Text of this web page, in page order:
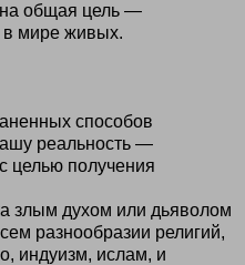
общая цель —
в мире живых.
способов
реальность —
целью получения
злым духом или дьяволом
разнообразии религий,
индуизм, ислам, и